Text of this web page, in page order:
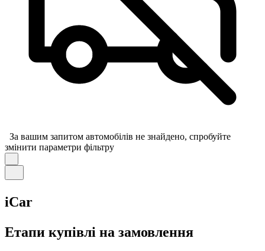
За вашим запитом автомобілів не знайдено, спробуйте
змінити параметри фільтру
iCar
Етапи купівлі на замовлення